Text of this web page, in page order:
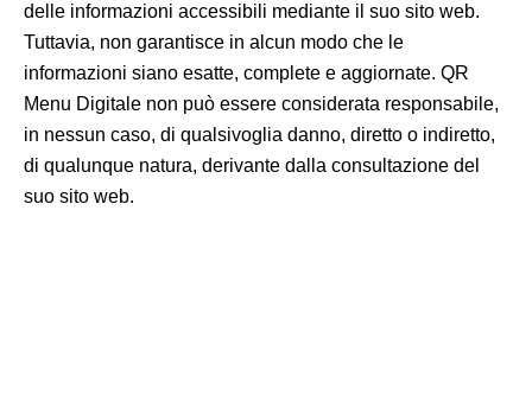
delle informazioni accessibili mediante il suo sito web.
Tuttavia, non garantisce in alcun modo che le
informazioni siano esatte, complete e aggiornate. QR
Menu Digitale non può essere considerata responsabile,
in nessun caso, di qualsivoglia danno, diretto o indiretto,
di qualunque natura, derivante dalla consultazione del
suo sito web.